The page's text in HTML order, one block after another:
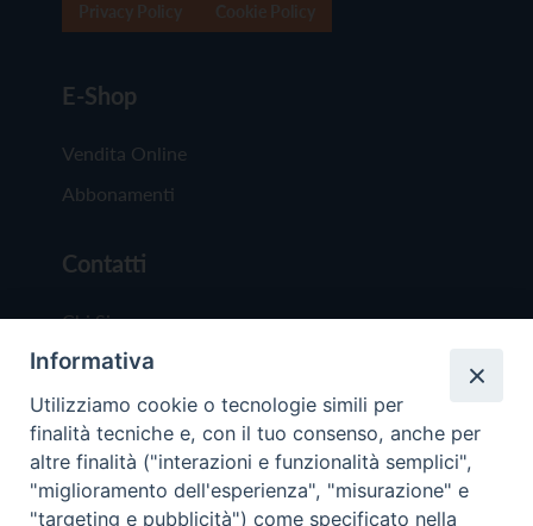
E-Shop
Vendita Online
Abbonamenti
Contatti
Chi Siamo
Redazione
Scrivici
Informativa
Utilizziamo cookie o tecnologie simili per
finalità tecniche e, con il tuo consenso, anche per
altre finalità ("interazioni e funzionalità semplici",
"miglioramento dell'esperienza", "misurazione" e
"targeting e pubblicità") come specificato nella